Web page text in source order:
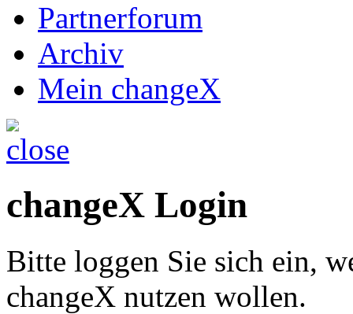
Partnerforum
Archiv
Mein changeX
changeX Login
Bitte loggen Sie sich ein,
changeX nutzen wollen.